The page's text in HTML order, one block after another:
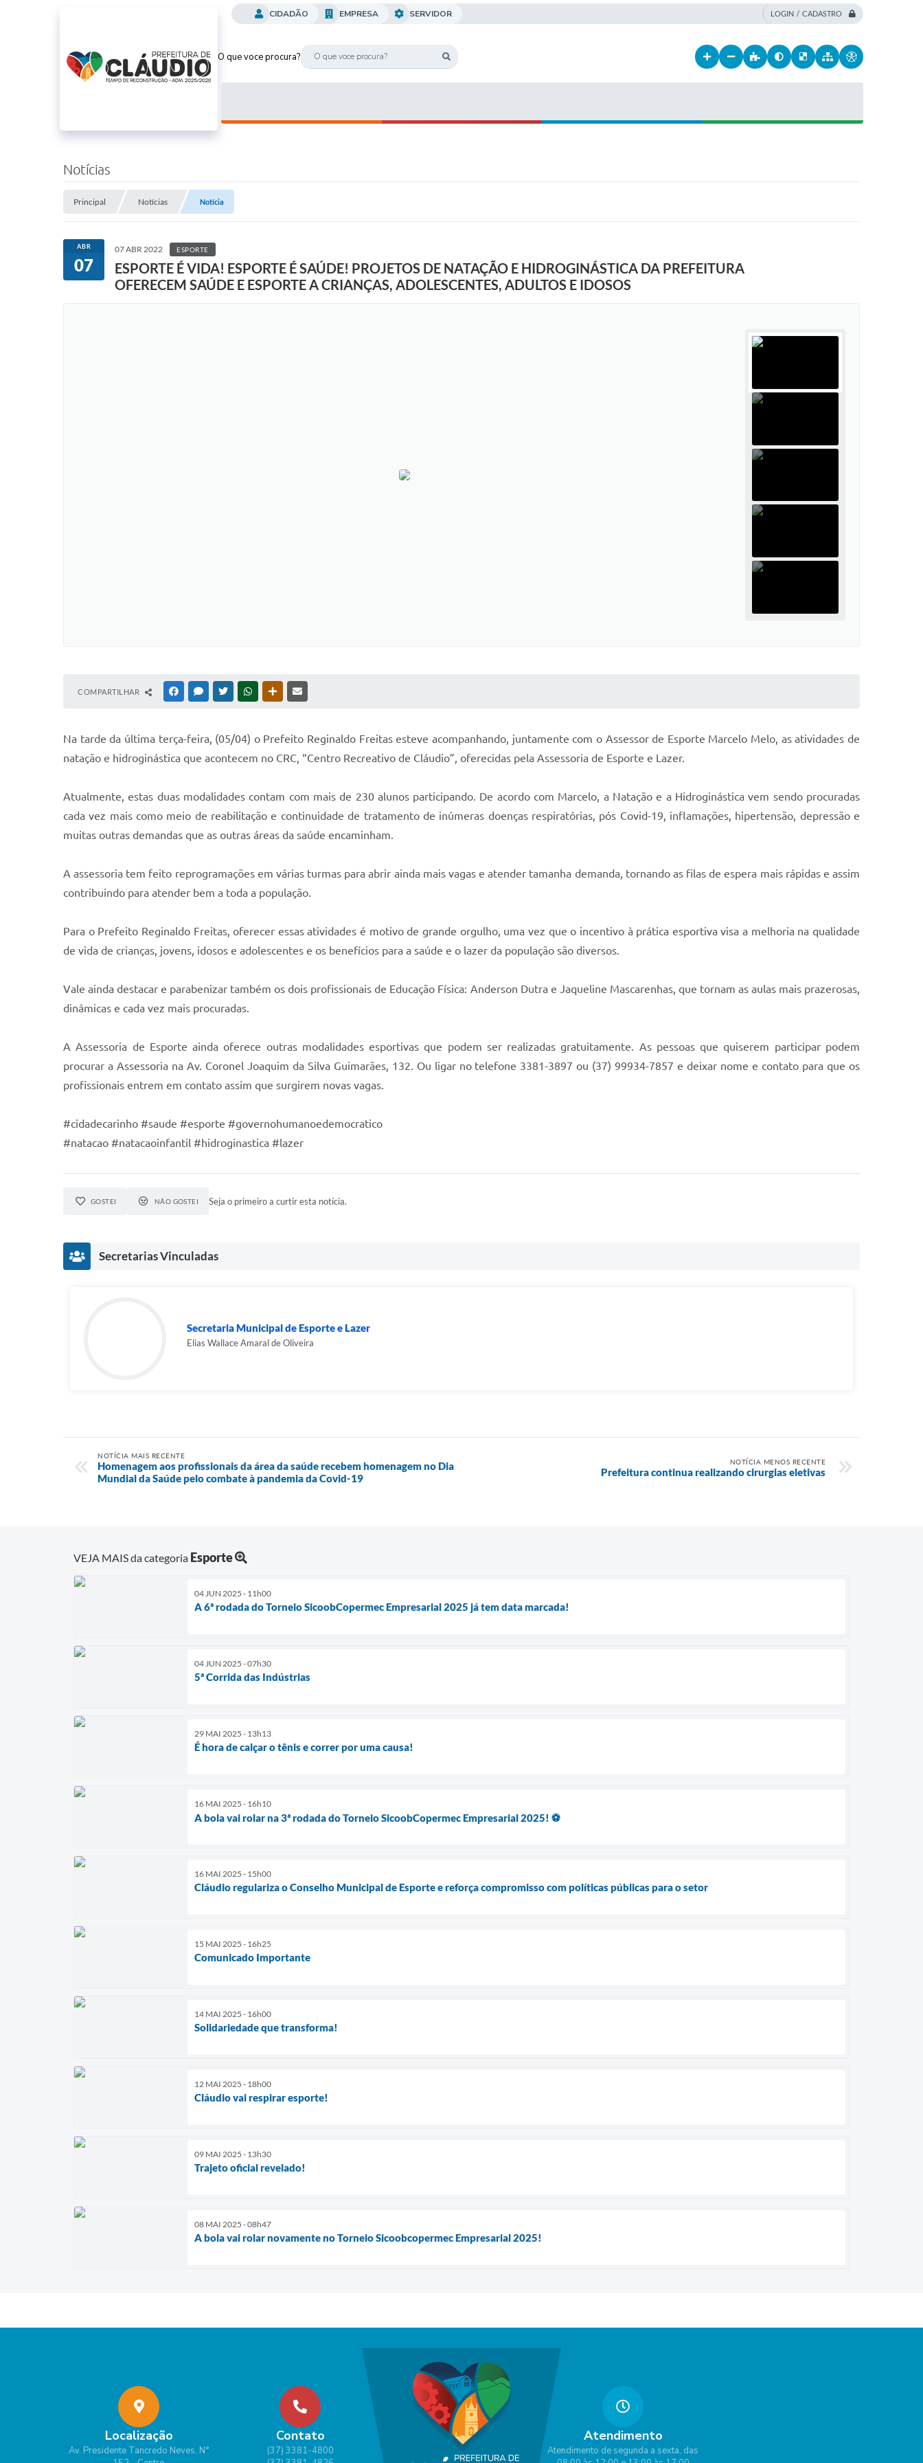
LOGIN / CADASTRO
O que voce procura?
CIDADÃO EMPRESA SERVIDOR
Notícias
Principal Notícias Notícia
ABR
07
07 ABR 2022 ESPORTE
ESPORTE É VIDA! ESPORTE É SAÚDE! PROJETOS DE NATAÇÃO E HIDROGINÁSTICA DA PREFEITURA
OFERECEM SAÚDE E ESPORTE A CRIANÇAS, ADOLESCENTES, ADULTOS E IDOSOS
COMPARTILHAR FACEBOOKMESSENGER
TWITTERWHATSAPPOUTRAS MÍDIAS
Na tarde da última terça-feira, (05/04) o Prefeito Reginaldo Freitas esteve acompanhando, juntamente com o Assessor de Esporte Marcelo Melo, as atividades de
natação e hidroginástica que acontecem no CRC, “Centro Recreativo de Cláudio”, oferecidas pela Assessoria de Esporte e Lazer.
Atualmente, estas duas modalidades contam com mais de 230 alunos participando. De acordo com Marcelo, a Natação e a Hidroginástica vem sendo procuradas
cada vez mais como meio de reabilitação e continuidade de tratamento de inúmeras doenças respiratórias, pós Covid-19, inflamações, hipertensão, depressão e
muitas outras demandas que as outras áreas da saúde encaminham.
A assessoria tem feito reprogramações em várias turmas para abrir ainda mais vagas e atender tamanha demanda, tornando as filas de espera mais rápidas e assim
contribuindo para atender bem a toda a população.
Para o Prefeito Reginaldo Freitas, oferecer essas atividades é motivo de grande orgulho, uma vez que o incentivo à prática esportiva visa a melhoria na qualidade
de vida de crianças, jovens, idosos e adolescentes e os benefícios para a saúde e o lazer da população são diversos.
Vale ainda destacar e parabenizar também os dois profissionais de Educação Física: Anderson Dutra e Jaqueline Mascarenhas, que tornam as aulas mais prazerosas,
dinâmicas e cada vez mais procuradas.
A Assessoria de Esporte ainda oferece outras modalidades esportivas que podem ser realizadas gratuitamente. As pessoas que quiserem participar podem
procurar a Assessoria na Av. Coronel Joaquim da Silva Guimarães, 132. Ou ligar no telefone 3381-3897 ou (37) 99934-7857 e deixar nome e contato para que os
profissionais entrem em contato assim que surgirem novas vagas.
#cidadecarinho #saude #esporte #governohumanoedemocratico
#natacao #natacaoinfantil #hidroginastica #lazer
GOSTEI NÃO GOSTEI Seja o primeiro a curtir esta notícia.
Secretarias Vinculadas
Secretaria Municipal de Esporte e Lazer
Elias Wallace Amaral de Oliveira
NOTÍCIA MAIS RECENTE
Homenagem aos profissionais da área da saúde recebem homenagem no Dia
Mundial da Saúde pelo combate à pandemia da Covid-19
NOTÍCIA MENOS RECENTE
Prefeitura continua realizando cirurgias eletivas
VEJA MAIS da categoria Esporte
04 JUN 2025 - 11h00
A 6ª rodada do Torneio SicoobCopermec Empresarial 2025 já tem data marcada!
04 JUN 2025 - 07h30
5ª Corrida das Indústrias
29 MAI 2025 - 13h13
É hora de calçar o tênis e correr por uma causa!
16 MAI 2025 - 16h10
A bola vai rolar na 3ª rodada do Torneio SicoobCopermec Empresarial 2025! ⚽️
16 MAI 2025 - 15h00
Cláudio regulariza o Conselho Municipal de Esporte e reforça compromisso com políticas públicas para o setor
15 MAI 2025 - 16h25
Comunicado Importante
14 MAI 2025 - 16h00
Solidariedade que transforma!
12 MAI 2025 - 18h00
Cláudio vai respirar esporte!
09 MAI 2025 - 13h30
Trajeto oficial revelado!
08 MAI 2025 - 08h47
A bola vai rolar novamente no Torneio Sicoobcopermec Empresarial 2025!
Localização
Av. Presidente Tancredo Neves, N°
Contato
(37) 3381-4800
Atendimento
Atendimento de segunda a sexta, das